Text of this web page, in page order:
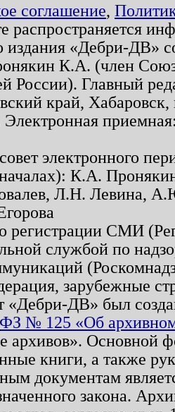
соглашение,
распространяется
издания «Дебри-ДВ»
К.А. (член
России). Главный
край,
Электронная
электронного
К.А.
Л.Н. Левина,
о регистрации СМИ
службой по
зарубежные
«Дебри-ДВ» был
ФЗ № 125 «Об
архивов». Основной
книги, а также
документам
закона.